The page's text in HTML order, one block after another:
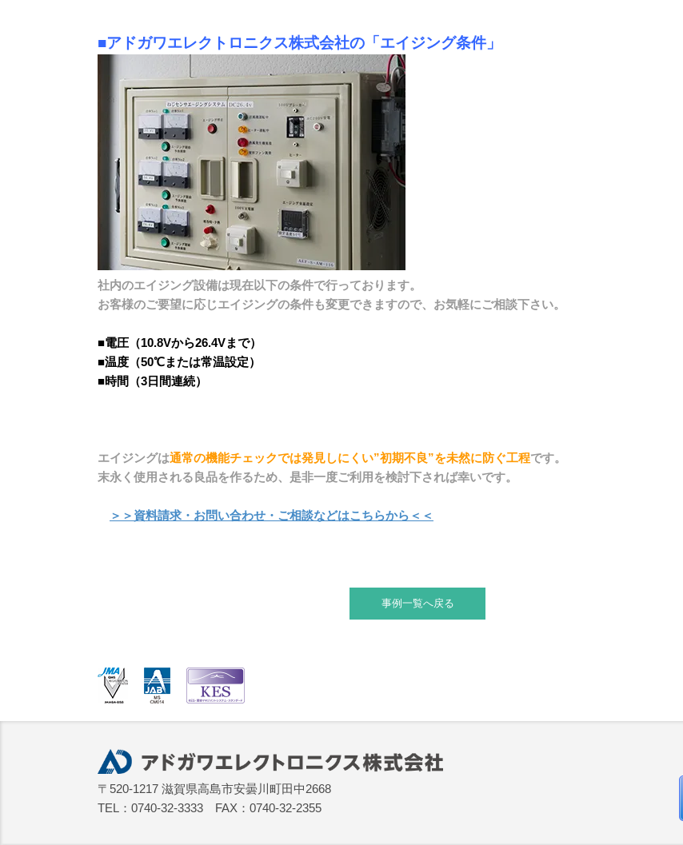
■アドガワエレクトロニクス株式会社の「エイジング条件」
社内のエイジング設備は現在以下の条件で行っております。
お客様のご要望に応じエイジングの条件も変更できますので、お気軽にご相談下さい。
■電圧（10.8Vから26.4Vまで）
■温度（50℃または常温設定）
■時間（3日間連続）
エイジングは通常の機能チェックでは発見しにくい”初期不良”を未然に防ぐ工程です。
末永く使用される良品を作るため、是非一度ご利用を検討下されば幸いです。
＞＞資料請求・お問い合わせ・ご相談などはこちらから＜＜
事例一覧へ戻る
〒520-1217 滋賀県高島市安曇川町田中2668
TEL：0740-32-3333 FAX：0740-32-2355